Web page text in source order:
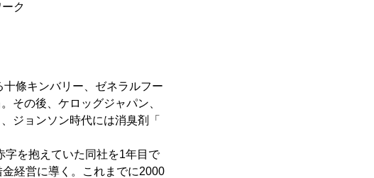
ク
條キンバリー、ゼネラルフー
その後、ケロッグジャパン、
ジョンソン時代には消臭剤「
字を抱えていた同社を1年目で
経営に導く。これまでに2000